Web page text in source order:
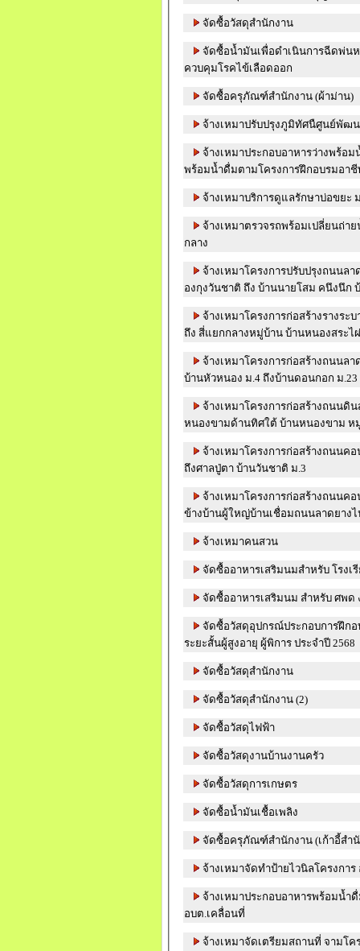
จัดซื้อวัสดุสำนักงาน
จัดซื้อน้ำมันเพื่อดำเนินการฉีดพ่น
ควบคุมโรคไข้เลือดออก
จัดซื้อครุภัณฑ์สำนักงาน (ผ้าม่าน)
จ้างเหมาปรับปรุงภูมิทัศนืศูนย์พัฒ
จ้างเหมาประกอบอาหารว่างพร้อ
พร้อมน้ำดื่มตามโครงการฝึกอบรมอาชี
จ้างเหมาบริการดูแลรักษาบ่อขยะ
จ้างเหมาตรวจรถพร้อมเปลี่ยนถ่า
กลาง
จ้างเหมาโครงการปรับปรุงถนนล
อง
จ้างเหมาโครงการก่อสร้างรางร
ถึง สี่แยกกลางหมู่บ้าน บ้านหนองสระไ
จ้างเหมาโครงการก่อสร้างถนนล
บ้านหัวหนอง ม.4 ถึงบ้านดอนกอก ม.23
จ้างเหมาโครงการก่อสร้างถนนดิ
หนองขามด้านทิศใต้ บ้านหนองขาม ห
จ้างเหมาโครงการก่อสร้างถนนคอ
ถึงศาลปู่ตา บ้านวันชาติ ม.3
จ้างเหมาโครงการก่อสร้างถนนค
ข้างบ้านผู้ใหญ่บ้านเชื่อมถนนลาดยาง
จ้างเหมาคนสวน
จัดซื้ออาหารเสริมนมสำหรับ โรงเ
จัดซื้ออาหารเสริมนม สำหรับ ศพด
จัดซื้อวัสดุอุปกรณ์ประกอบการฝึก
ระยะสั้นผู้สูงอายุ ผู้พิการ ประจำปี 2568
จัดซื้อวัสดุสำนักงาน
จัดซื้อวัสดุสำนักงาน (2)
จัดซื้อวัสดุไฟฟ้า
จัดซื้อวัสดุงานบ้านงานครัว
จัดซื้อวัสดุการเกษตร
จัดซื้อน้ำมันเชื้อเพลิง
จัดซื้อครุภัณฑ์สำนักงาน (เก้าอี้สำ
จ้างเหมาจัดทำป้ายไวนิลโครงกา
จ้างเหมาประกอบอาหารพร้อมน้ำ
อบต.เคลื่อนที่
จ้างเหมาจัดเตรียมสถานที่ จามโค